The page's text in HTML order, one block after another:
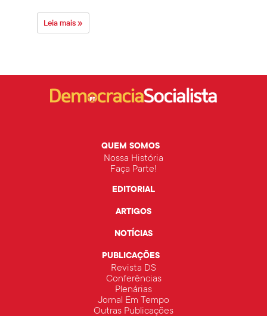
Leia mais »
QUEM SOMOS
Nossa História
Faça Parte!
EDITORIAL
ARTIGOS
NOTÍCIAS
PUBLICAÇÕES
Revista DS
Conferências
Plenárias
Jornal Em Tempo
Outras Publicações